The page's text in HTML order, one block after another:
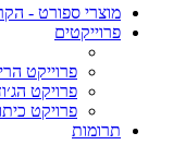
מוצרי ספורט -
פרוייקטים
פרוייקט
פרויקט
פרויקט
תרומות